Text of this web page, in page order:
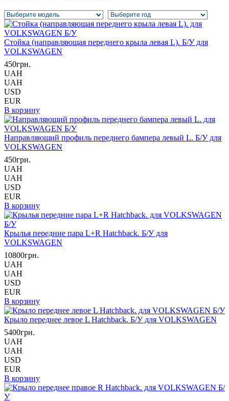
Стойка (направляющая переднего крыла левая L). Б/У для
VOLKSWAGEN
450грн.
UAH
UAH
USD
EUR
В корзину
Направляющий профиль переднего бампера левый L. Б/У для
VOLKSWAGEN
450грн.
UAH
UAH
USD
EUR
В корзину
Крылья передние пара L+R Hatchback. Б/У для
VOLKSWAGEN
10800грн.
UAH
UAH
USD
EUR
В корзину
Крыло переднее левое L Hatchback. Б/У для VOLKSWAGEN
5400грн.
UAH
UAH
USD
EUR
В корзину